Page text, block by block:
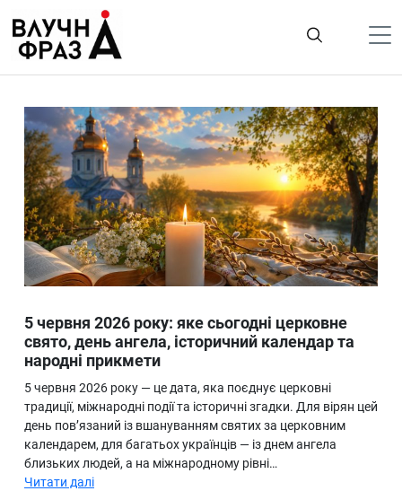
содержимому
Гроші
Життя
Лайфстайл
ТехноНаука
Людина
Ukraine
Про нас
5 червня 2026 року: яке сьогодні церковне
свято, день ангела, історичний календар та
народні прикмети
5 червня 2026 року — це дата, яка поєднує церковні
традиції, міжнародні події та історичні згадки. Для вірян цей
день пов’язаний із вшануванням святих за церковним
календарем, для багатьох українців — із днем ангела
близьких людей, а на міжнародному рівні…
Читати далі